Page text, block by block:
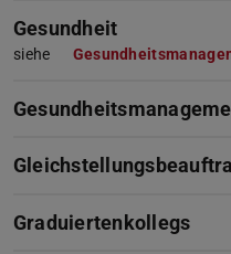
Gesundheit
siehe
Graduiertenkollegs